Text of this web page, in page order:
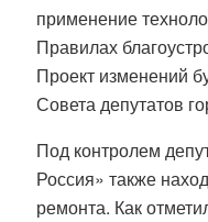
применение
Правилах
Проект изменений
Совета депутатов
Под контролем
Россия» также
ремонта. Как